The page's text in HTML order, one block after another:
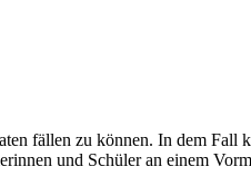
fällen zu können. In dem Fall
und Schüler an einem